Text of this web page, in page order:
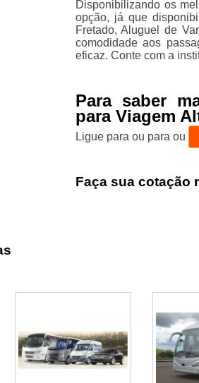
Disponibilizando os
opção, já que
Fretado, Aluguel de
comodidade aos
eficaz. Conte com a
Para saber
para Viagem
Ligue para ou para ou
Faça sua cotação